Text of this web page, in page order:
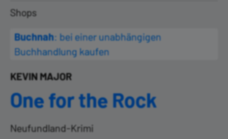
Shops
Buchnah: bei einer unabhängigen
Buchhandlung kaufen
One for the Rock
Neufundland-Krimi
KEVIN MAJOR